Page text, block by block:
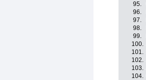
95.
96.
97.
98.
99.
100.
101.
102.
103.
104.